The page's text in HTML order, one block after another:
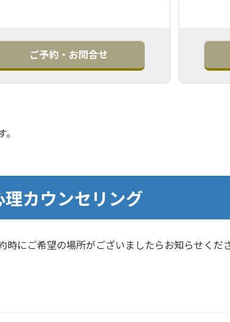
ご予約・お問合せ
カウンセリング
にご希望の場所がございましたらお知らせくだ